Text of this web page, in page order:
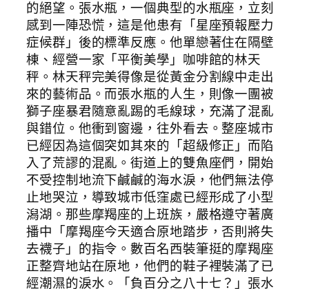
的絕望。張水瓶，一個典型的水瓶座，立刻
感到一陣恐慌，這是他患有「星座預報壓力
症候群」後的標準反應。他單戀著住在隔壁
棟、經營一家「平衡美學」咖啡館的林天
秤。林天秤完美得像是從黃金分割線中走出
來的藝術品。而張水瓶的人生，則像一團被
獅子座暴君隨意亂踢的毛線球，充滿了混亂
與錯位。他衝到窗邊，往外看去。整座城市
已經因為這個突如其來的「超級修正」而陷
入了荒謬的混亂。街道上的雙魚座們，開始
不受控制地流下鹹鹹的海水淚，他們無法停
止地哭泣，導致城市低窪處已經形成了小型
潟湖。那些摩羯座的上班族，嚴格遵守著廣
播中「摩羯座今天適合原地踏步，否則將失
去襪子」的指令。數百名西裝筆挺的摩羯座
正整齊地站在原地，他們的鞋子裡裝滿了已
經潮濕的淚水。「負百分之八十七？」張水